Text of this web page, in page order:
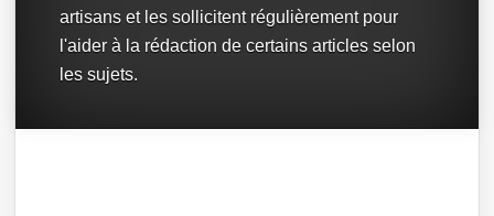
artisans et les sollicitent régulièrement pour
l'aider à la rédaction de certains articles selon
les sujets.